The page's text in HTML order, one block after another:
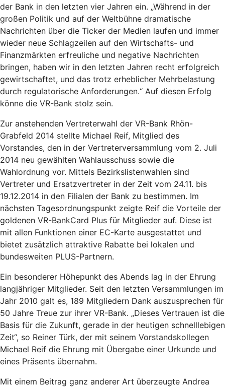
der Bank in den letzten vier Jahren ein. „Während in der
großen Politik und auf der Weltbühne dramatische
Nachrichten über die Ticker der Medien laufen und immer
wieder neue Schlagzeilen auf den Wirtschafts- und
Finanzmärkten erfreuliche und negative Nachrichten
bringen, haben wir in den letzten Jahren recht erfolgreich
gewirtschaftet, und das trotz erheblicher Mehrbelastung
durch regulatorische Anforderungen.“ Auf diesen Erfolg
könne die VR-Bank stolz sein.
Zur anstehenden Vertreterwahl der VR-Bank Rhön-
Grabfeld 2014 stellte Michael Reif, Mitglied des
Vorstandes, den in der Vertreterversammlung vom 2. Juli
2014 neu gewählten Wahlausschuss sowie die
Wahlordnung vor. Mittels Bezirkslistenwahlen sind
Vertreter und Ersatzvertreter in der Zeit vom 24.11. bis
19.12.2014 in den Filialen der Bank zu bestimmen. Im
nächsten Tagesordnungspunkt zeigte Reif die Vorteile der
goldenen VR-BankCard Plus für Mitglieder auf. Diese ist
mit allen Funktionen einer EC-Karte ausgestattet und
bietet zusätzlich attraktive Rabatte bei lokalen und
bundesweiten PLUS-Partnern.
Ein besonderer Höhepunkt des Abends lag in der Ehrung
langjähriger Mitglieder. Seit den letzten Versammlungen im
Jahr 2010 galt es, 189 Mitgliedern Dank auszusprechen für
50 Jahre Treue zur ihrer VR-Bank. „Dieses Vertrauen ist die
Basis für die Zukunft, gerade in der heutigen schnelllebigen
Zeit“, so Reiner Türk, der mit seinem Vorstandskollegen
Michael Reif die Ehrung mit Übergabe einer Urkunde und
eines Präsents übernahm.
Mit einem Beitrag ganz anderer Art überzeugte Andrea